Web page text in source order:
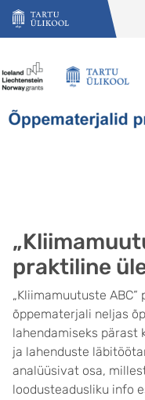
Liigu edasi põhisisu juurde
praktiline
„Kliimamuutuste
õppematerjali neljas
lahendamiseks pärast
ja lahenduste
analüüsivat osa,
loodusteadusliku info